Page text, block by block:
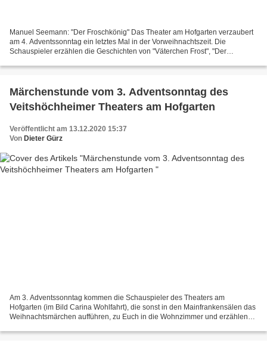
Manuel Seemann: "Der Froschkönig" Das Theater am Hofgarten verzaubert
am 4. Adventssonntag ein letztes Mal in der Vorweihnachtszeit. Die
Schauspieler erzählen die Geschichten von "Väterchen Frost", "Der
Märchenstunde vom 3. Adventsonntag des
Veitshöchheimer Theaters am Hofgarten
Veröffentlicht am 13.12.2020 15:37
Von Dieter Gürz
Am 3. Adventssonntag kommen die Schauspieler des Theaters am
Hofgarten (im Bild Carina Wohlfahrt), die sonst in den Mainfrankensälen das
Weihnachtsmärchen aufführen, zu Euch in die Wohnzimmer und erzählen